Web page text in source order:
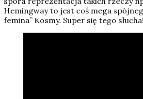
Hemingway to jest coś mega
femina” Kosmy. Super się tego słucha!